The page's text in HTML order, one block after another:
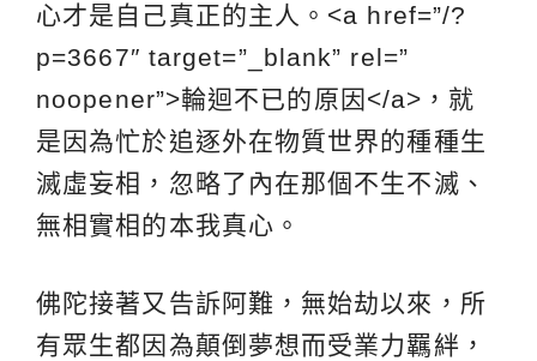
心才是自己真正的主人。<a href=”/?
p=3667″ target=”_blank” rel=”
noopener”>輪迴不已的原因</a>，就
是因為忙於追逐外在物質世界的種種生
滅虛妄相，忽略了內在那個不生不滅、
無相實相的本我真心。
佛陀接著又告訴阿難，無始劫以來，所
有眾生都因為顛倒夢想而受業力羈絆，